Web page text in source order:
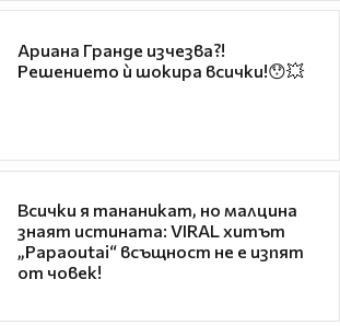
Ариана Гранде изчезва?!
Решението ѝ шокира всички!😯💥
Всички я тананикат, но малцина
знаят истината: VIRAL хитът
„Papaoutai“ всъщност не е изпят
от човек!